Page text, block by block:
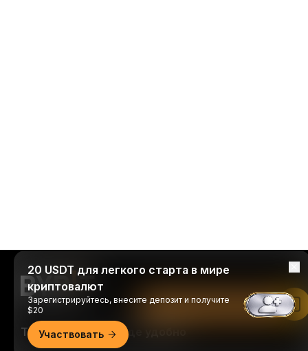
Торгуйте когда и где удобно
20 USDT для легкого старта в мире
криптовалют
Зарегистрируйтесь, внесите депозит и получите
$20
Участвовать
Читать в приложении Bybit